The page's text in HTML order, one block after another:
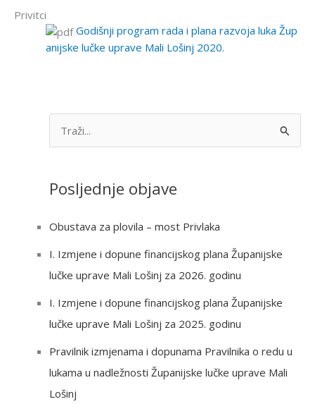
Privitci
Godišnji program rada i plana razvoja luka Žup
anijske lučke uprave Mali Lošinj 2020.
r
f
o
r
:
Posljednje objave
Obustava za plovila – most Privlaka
I. Izmjene i dopune financijskog plana Županijske
lučke uprave Mali Lošinj za 2026. godinu
I. Izmjene i dopune financijskog plana Županijske
lučke uprave Mali Lošinj za 2025. godinu
Pravilnik izmjenama i dopunama Pravilnika o redu u
lukama u nadležnosti Županijske lučke uprave Mali
Lošinj